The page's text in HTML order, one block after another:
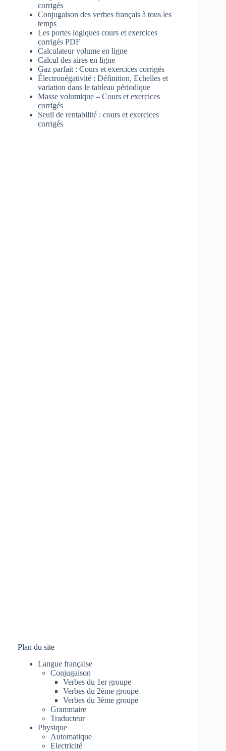
corrigés
Conjugaison des verbes français à tous les
temps
Les portes logiques cours et exercices
corrigés PDF
Calculateur volume en ligne
Calcul des aires en ligne
Gaz parfait : Cours et exercices corrigés
Électronégativité : Définition, Echelles et
variation dans le tableau périodique
Masse volumique – Cours et exercices
corrigés
Seuil de rentabilité : cours et exercices
corrigés
Plan du site
Langue française
Conjugaison
Verbes du 1er groupe
Verbes du 2ème groupe
Verbes du 3ème groupe
Grammaire
Traducteur
Physique
Automatique
Electricité